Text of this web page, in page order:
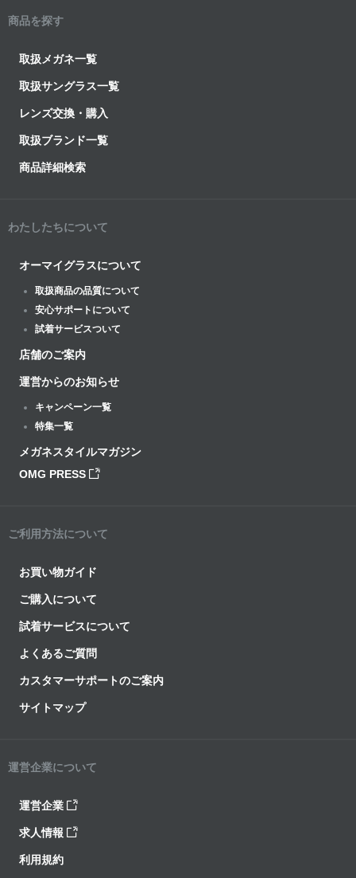
商品を探す
取扱メガネ一覧
取扱サングラス一覧
レンズ交換・購入
取扱ブランド一覧
商品詳細検索
わたしたちについて
オーマイグラスについて
取扱商品の品質について
安心サポートについて
試着サービスついて
店舗のご案内
運営からのお知らせ
キャンペーン一覧
特集一覧
メガネスタイルマガジン
OMG PRESS
ご利用方法について
お買い物ガイド
ご購入について
試着サービスについて
よくあるご質問
カスタマーサポートのご案内
サイトマップ
運営企業について
運営企業
求人情報
利用規約